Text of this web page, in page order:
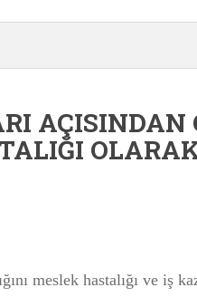
AÇISINDAN
meslek hastalığı ve iş